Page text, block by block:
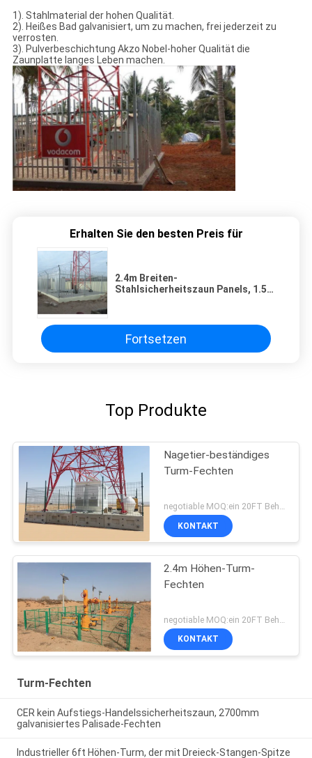
1). Stahlmaterial der hohen Qualität.
2). Heißes Bad galvanisiert, um zu machen, frei jederzeit zu
verrosten.
3). Pulverbeschichtung Akzo Nobel-hoher Qualität die
Zaunplatte langes Leben machen.
Erhalten Sie den besten Preis für
2.4m Breiten-
Stahlsicherheitszaun Panels, 1.5m
Fortsetzen
Top Produkte
Nagetier-beständiges
Turm-Fechten
KONTAKT
2.4m Höhen-Turm-
Fechten
KONTAKT
Turm-Fechten
CER kein Aufstiegs-Handelssicherheitszaun, 2700mm
galvanisiertes Palisade-Fechten
Industrieller 6ft Höhen-Turm, der mit Dreieck-Stangen-Spitze